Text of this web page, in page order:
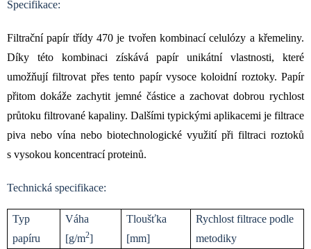
Specifikace:
Filtrační papír třídy 470 je tvořen kombinací celulózy a křemeliny.
Díky této kombinaci získává papír unikátní vlastnosti, které
umožňují filtrovat přes tento papír vysoce koloidní roztoky. Papír
přitom dokáže zachytit jemné částice a zachovat dobrou rychlost
průtoku filtrované kapaliny. Dalšími typickými aplikacemi je filtrace
piva nebo vína nebo biotechnologické využití při filtraci roztoků
s vysokou koncentrací proteinů.
Technická specifikace:
Typ
papíru
Váha
[g/m2]
Tloušťka
[mm]
Rychlost filtrace podle
metodiky